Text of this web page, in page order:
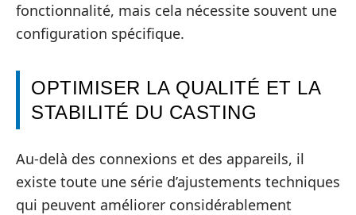
fonctionnalité, mais cela nécessite souvent une
configuration spécifique.
OPTIMISER LA QUALITÉ ET LA
STABILITÉ DU CASTING
Au-delà des connexions et des appareils, il
existe toute une série d’ajustements techniques
qui peuvent améliorer considérablement